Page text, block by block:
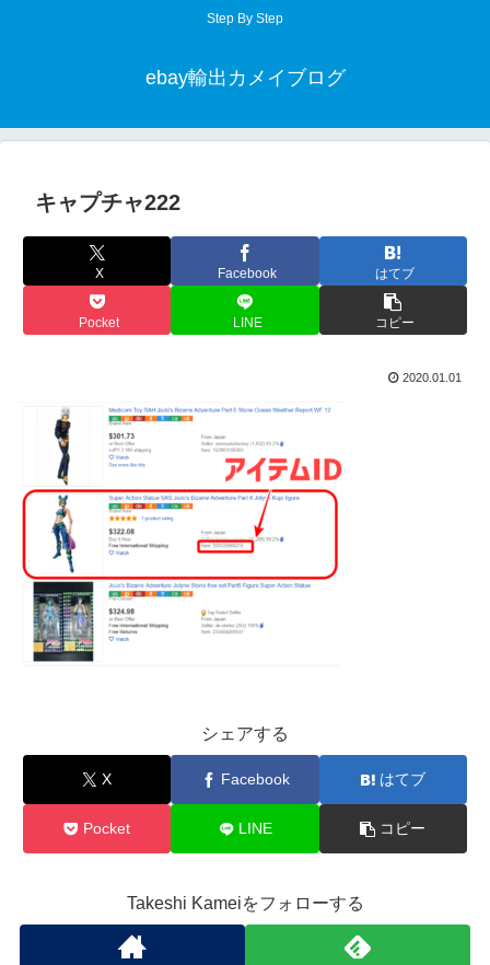
Step By Step
ebay輸出カメイブログ
キャプチャ222
X Facebook はてブ
Pocket LINE コピー
2020.01.01
シェアする
X Facebook はてブ
Pocket LINE コピー
Takeshi Kameiをフォローする